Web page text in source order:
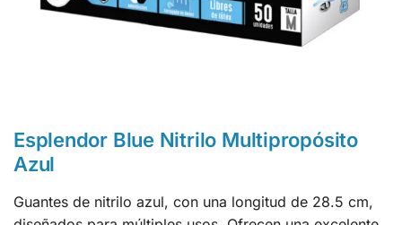
Esplendor Blue Nitrilo Multipropósito
Azul
Guantes de nitrilo azul, con una longitud de 28.5 cm,